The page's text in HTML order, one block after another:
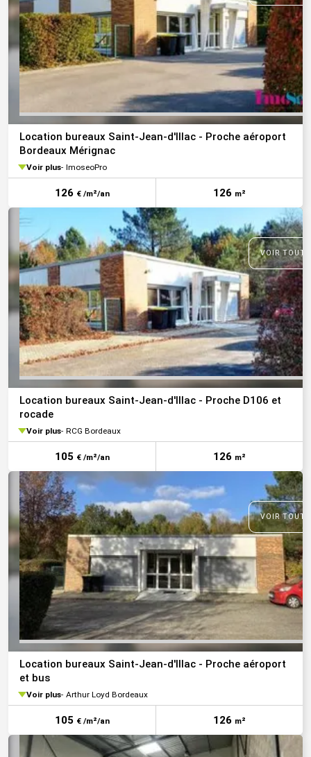
Location bureaux Saint-Jean-d'Illac - Proche aéroport
Bordeaux Mérignac
Voir plus ImoseoPro
126 € /m²/an 126 m²
VOIR
Location bureaux Saint-Jean-d'Illac - Proche D106 et
rocade
Voir plus RCG Bordeaux
105 € /m²/an 126 m²
VOIR
Location bureaux Saint-Jean-d'Illac - Proche aéroport
et bus
Voir plus Arthur Loyd Bordeaux
105 € /m²/an 126 m²